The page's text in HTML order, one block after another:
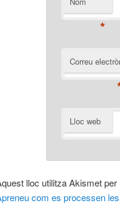
*
Correu
Lloc web
lloc utilitza Akismet
com es processen